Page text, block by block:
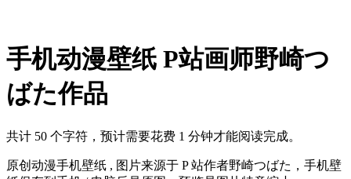
手机动漫壁纸 P站画师野崎つ
ばた作品
共计 50 个字符，预计需要花费 1 分钟才能阅读完成。
原创动漫手机壁纸 , 图片来源于 P 站作者野崎つばた，手机壁